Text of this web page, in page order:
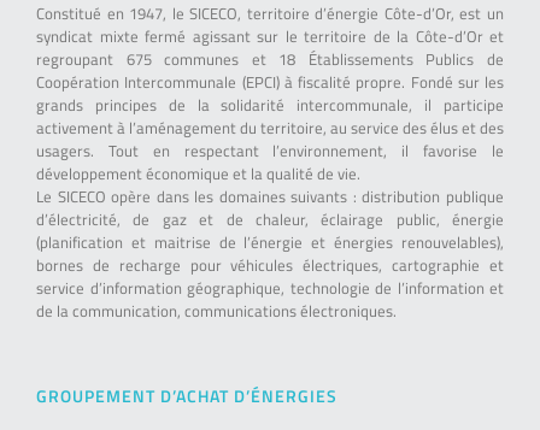
Constitué en 1947, le SICECO, territoire d’énergie Côte-d’Or, est un
syndicat mixte fermé agissant sur le territoire de la Côte-d’Or et
regroupant 675 communes et 18 Établissements Publics de
Coopération Intercommunale (EPCI) à fiscalité propre. Fondé sur les
grands principes de la solidarité intercommunale, il participe
activement à l’aménagement du territoire, au service des élus et des
usagers. Tout en respectant l’environnement, il favorise le
développement économique et la qualité de vie.
Le SICECO opère dans les domaines suivants : distribution publique
d’électricité, de gaz et de chaleur, éclairage public, énergie
(planification et maitrise de l’énergie et énergies renouvelables),
bornes de recharge pour véhicules électriques, cartographie et
service d’information géographique, technologie de l’information et
de la communication, communications électroniques.
GROUPEMENT D’ACHAT D’ÉNERGIES